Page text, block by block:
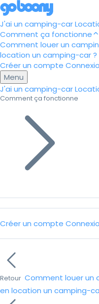
J'ai un camping-car
Comment ça fonctionne
Comment louer un
location un camping-car ?
Créer un compte
Menu
J'ai un camping-car
Comment ça fonctionne
Créer un compte
Retour Comment louer un
en location un camping-